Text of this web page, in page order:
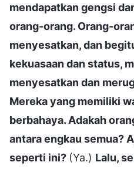
mendapatkan gengsi
orang-orang. Orang-
menyesatkan, dan
kekuasaan dan status,
menyesatkan dan
Mereka yang memiliki
berbahaya. Adakah
antara engkau semua?
seperti ini? (Ya.) Lalu,